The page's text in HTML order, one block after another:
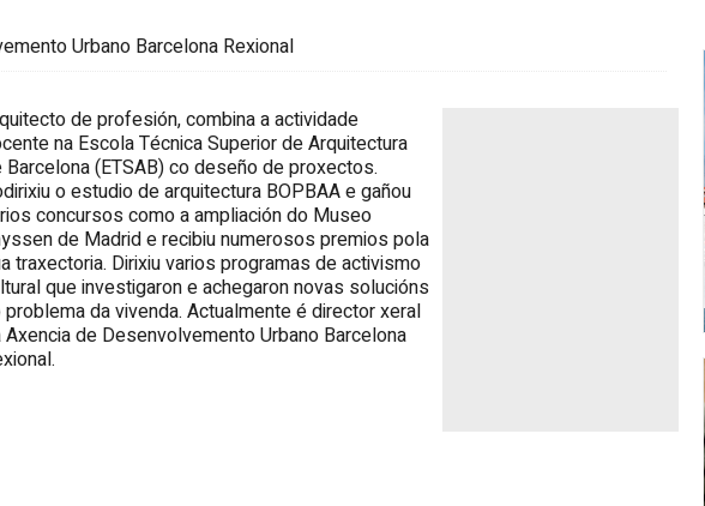
Urbano Barcelona Rexional
de profesión, combina a actividade
na Escola Técnica Superior de Arquitectura
Barcelona (ETSAB) co deseño de proxectos.
o estudio de arquitectura BOPBAA e gañou
concursos como a ampliación do Museo
de Madrid e recibiu numerosos premios pola
traxectoria. Dirixiu varios programas de activismo
que investigaron e achegaron novas solucións
problema da vivenda. Actualmente é director xeral
Axencia de Desenvolvemento Urbano Barcelona